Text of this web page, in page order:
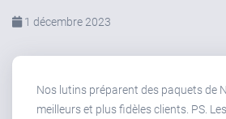
1 décembre 2023
Nos lutins préparent des paquets de
meilleurs et plus fidèles clients. PS.